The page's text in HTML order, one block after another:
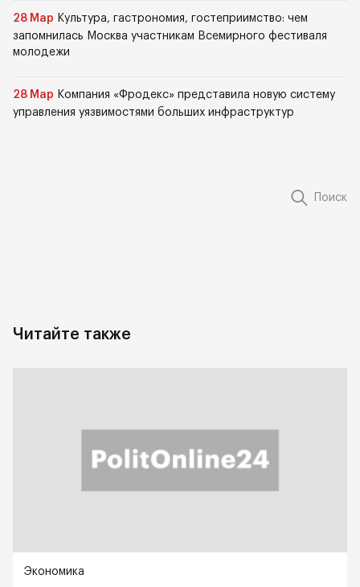
28 Мар Культура, гастрономия, гостеприимство: чем
запомнилась Москва участникам Всемирного фестиваля
молодежи
28 Мар Компания «Фродекс» представила новую систему
управления уязвимостями больших инфраструктур
Поиск
Читайте также
Экономика